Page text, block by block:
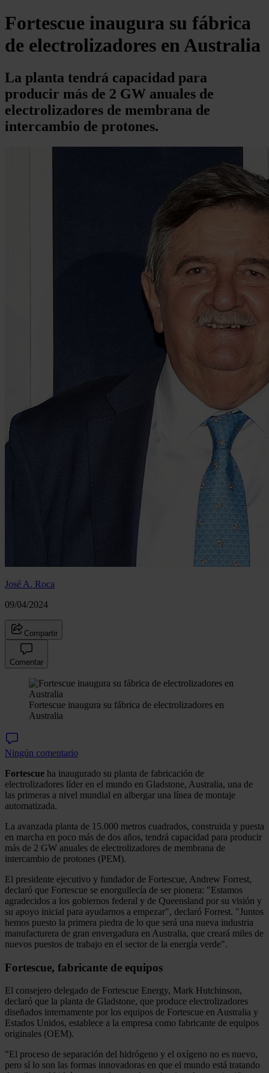
Fortescue inaugura su fábrica
de electrolizadores en Australia
La planta tendrá capacidad para
producir más de 2 GW anuales de
electrolizadores de membrana de
intercambio de protones.
José A. Roca
09/04/2024
Compartir
Comentar
Fortescue inaugura su fábrica de electrolizadores en
Australia
Ningún comentario
Fortescue ha inaugurado su planta de fabricación de
electrolizadores líder en el mundo en Gladstone, Australia, una de
las primeras a nivel mundial en albergar una línea de montaje
automatizada.
La avanzada planta de 15.000 metros cuadrados, construida y puesta
en marcha en poco más de dos años, tendrá capacidad para producir
más de 2 GW anuales de electrolizadores de membrana de
intercambio de protones (PEM).
El presidente ejecutivo y fundador de Fortescue, Andrew Forrest,
declaró que Fortescue se enorgullecía de ser pionera: "Estamos
agradecidos a los gobiernos federal y de Queensland por su visión y
su apoyo inicial para ayudarnos a empezar", declaró Forrest. "Juntos
hemos puesto la primera piedra de lo que será una nueva industria
manufacturera de gran envergadura en Australia, que creará miles de
nuevos puestos de trabajo en el sector de la energía verde".
Fortescue, fabricante de equipos
El consejero delegado de Fortescue Energy, Mark Hutchinson,
declaró que la planta de Gladstone, que produce electrolizadores
diseñados internamente por los equipos de Fortescue en Australia y
Estados Unidos, establece a la empresa como fabricante de equipos
originales (OEM).
"El proceso de separación del hidrógeno y el oxígeno no es nuevo,
pero sí lo son las formas innovadoras en que el mundo está tratando